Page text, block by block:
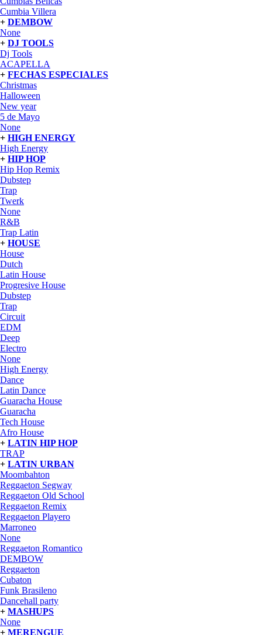
Cumbia Villera
+ DEMBOW
None
+ DJ TOOLS
Dj Tools
ACAPELLA
+ FECHAS ESPECIALES
Christmas
Halloween
New year
5 de Mayo
None
+ HIGH ENERGY
High Energy
+ HIP HOP
Hip Hop Remix
Dubstep
Trap
Twerk
None
R&B
Trap Latin
+ HOUSE
House
Dutch
Latin House
Progresive House
Dubstep
Trap
Circuit
EDM
Deep
Electro
None
High Energy
Dance
Latin Dance
Guaracha House
Guaracha
Tech House
Afro House
+ LATIN HIP HOP
TRAP
+ LATIN URBAN
Moombahton
Reggaeton Segway
Reggaeton Old School
Reggaeton Remix
Reggaeton Playero
Marroneo
None
Reggaeton Romantico
DEMBOW
Reggaeton
Cubaton
Funk Brasileno
Dancehall party
+ MASHUPS
None
+ MERENGUE